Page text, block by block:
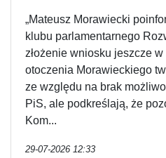
„Mateusz Morawiecki
klubu parlamentarnego
złożenie wniosku jeszcze
otoczenia Morawieckiego
ze względu na brak
PiS, ale podkreślają, że
Kom...
29-07-2026 12:33